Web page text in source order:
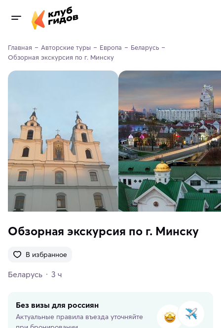
Главная Авторские туры Европа
Беларусь
Обзорная экскурсия по г. Минску
Обзорная экскурсия по г. Минску
В избранное
Беларусь 3 ч
Без визы для россиян
Актуальные правила въезда уточняйте